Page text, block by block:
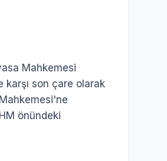
Mahkemesi
karşı son çare olarak
önündeki